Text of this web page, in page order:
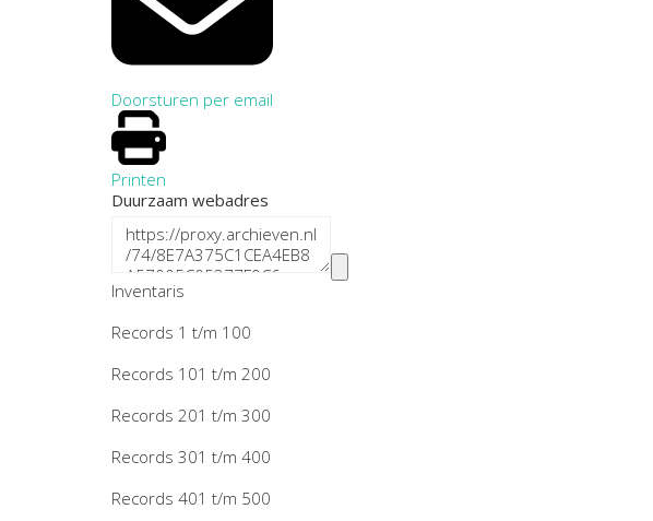
Doorsturen per email
Printen
Duurzaam webadres
Inventaris
Records 1 t/m 100
Records 101 t/m 200
Records 201 t/m 300
Records 301 t/m 400
Records 401 t/m 500